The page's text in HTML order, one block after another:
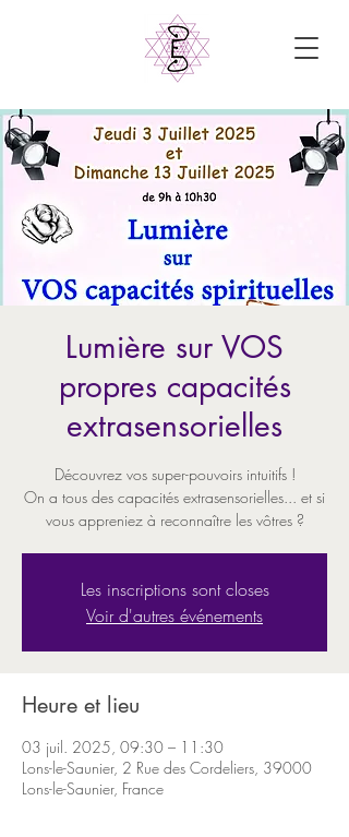
Lumière sur VOS
propres capacités
extrasensorielles
Découvrez vos super-pouvoirs intuitifs !
On a tous des capacités extrasensorielles... et si
Les inscriptions sont closes
Voir d'autres événements
Heure et lieu
03 juil. 2025, 09:30 – 11:30
Lons-le-Saunier, 2 Rue des Cordeliers, 39000
Lons-le-Saunier, France